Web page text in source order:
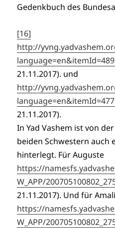
Gedenkbuch des
[16]
http://
21.11.2017). und
http://
21.11.2017).
In Yad Vashem ist von
beiden Schwestern auch
hinterlegt. Für Auguste
https://
W_APP/
21.11.2017). Und für
https://
W_APP/